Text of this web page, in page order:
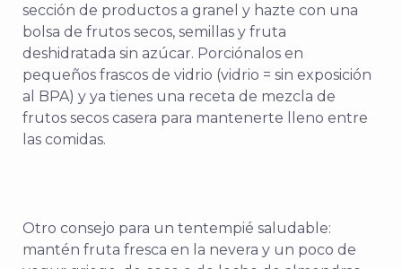
sección de productos a granel y hazte con una
bolsa de frutos secos, semillas y fruta
deshidratada sin azúcar. Porciónalos en
pequeños frascos de vidrio (vidrio = sin exposición
al BPA) y ya tienes una receta de mezcla de
frutos secos casera para mantenerte lleno entre
las comidas.
Otro consejo para un tentempié saludable:
mantén fruta fresca en la nevera y un poco de